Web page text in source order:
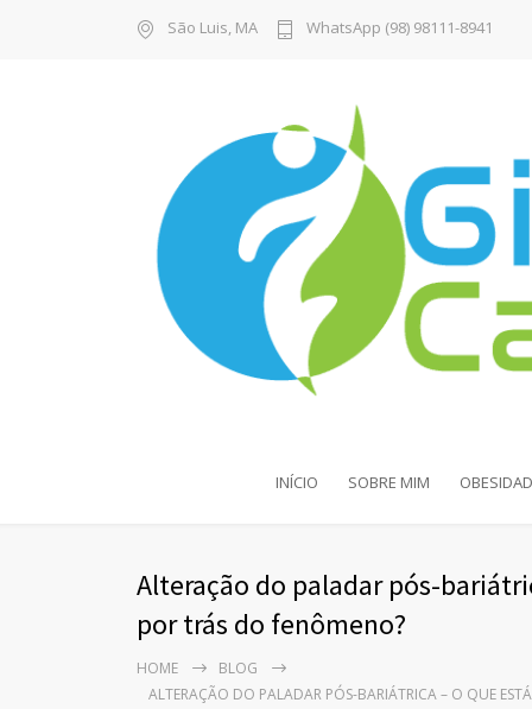
São Luis, MA WhatsApp (98) 98111-8941
INÍCIO SOBRE MIM
Alteração do paladar pós-
por trás do fenômeno?
HOME
BLOG
ALTERAÇÃO DO PALADAR PÓS-BARIÁTRICA – O QUE